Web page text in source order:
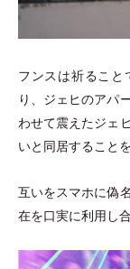
フンスは祈ること
り、ジェヒのアパ
わせて震えたジェ
いと同居することを
互いをスマホに偽
在を口実に利用し